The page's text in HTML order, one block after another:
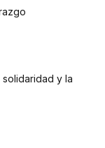
y la